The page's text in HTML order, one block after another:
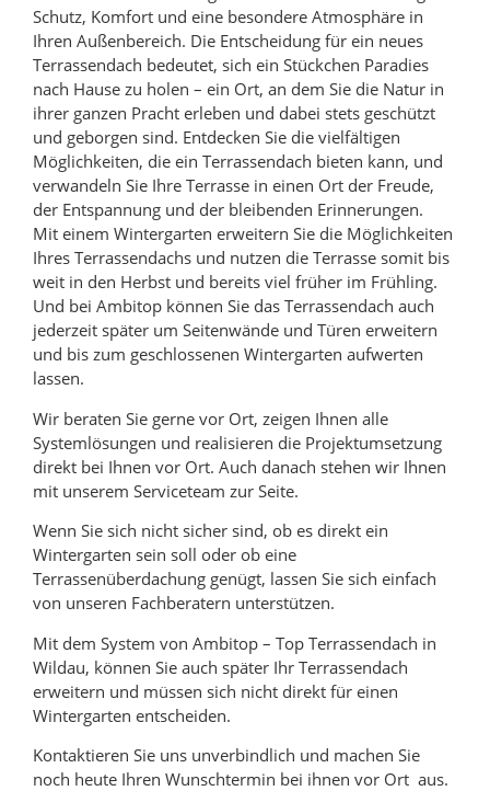
Schutz, Komfort und eine besondere Atmosphäre in
Ihren Außenbereich. Die Entscheidung für ein neues
Terrassendach bedeutet, sich ein Stückchen Paradies
nach Hause zu holen – ein Ort, an dem Sie die Natur in
ihrer ganzen Pracht erleben und dabei stets geschützt
und geborgen sind. Entdecken Sie die vielfältigen
Möglichkeiten, die ein Terrassendach bieten kann, und
verwandeln Sie Ihre Terrasse in einen Ort der Freude,
der Entspannung und der bleibenden Erinnerungen.
Mit einem Wintergarten erweitern Sie die Möglichkeiten
Ihres Terrassendachs und nutzen die Terrasse somit bis
weit in den Herbst und bereits viel früher im Frühling.
Und bei Ambitop können Sie das Terrassendach auch
jederzeit später um Seitenwände und Türen erweitern
und bis zum geschlossenen Wintergarten aufwerten
lassen.
Wir beraten Sie gerne vor Ort, zeigen Ihnen alle
Systemlösungen und realisieren die Projektumsetzung
direkt bei Ihnen vor Ort. Auch danach stehen wir Ihnen
mit unserem Serviceteam zur Seite.
Wenn Sie sich nicht sicher sind, ob es direkt ein
Wintergarten sein soll oder ob eine
Terrassenüberdachung genügt, lassen Sie sich einfach
von unseren Fachberatern unterstützen.
Mit dem System von Ambitop – Top Terrassendach in
Wildau, können Sie auch später Ihr Terrassendach
erweitern und müssen sich nicht direkt für einen
Wintergarten entscheiden.
Kontaktieren Sie uns unverbindlich und machen Sie
noch heute Ihren Wunschtermin bei ihnen vor Ort aus.